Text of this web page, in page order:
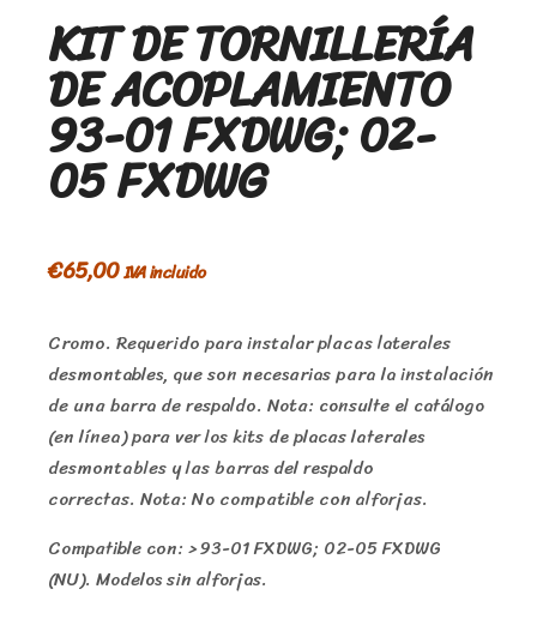
KIT DE TORNILLERÍA
DE ACOPLAMIENTO
93-01 FXDWG; 02-
05 FXDWG
€65,00IVA incluido
Cromo. Requerido para instalar placas laterales
desmontables, que son necesarias para la instalación
de una barra de respaldo. Nota: consulte el catálogo
(en línea) para ver los kits de placas laterales
desmontables y las barras del respaldo
correctas. Nota: No compatible con alforjas.
Compatible con: > 93-01 FXDWG; 02-05 FXDWG
(NU). Modelos sin alforjas.